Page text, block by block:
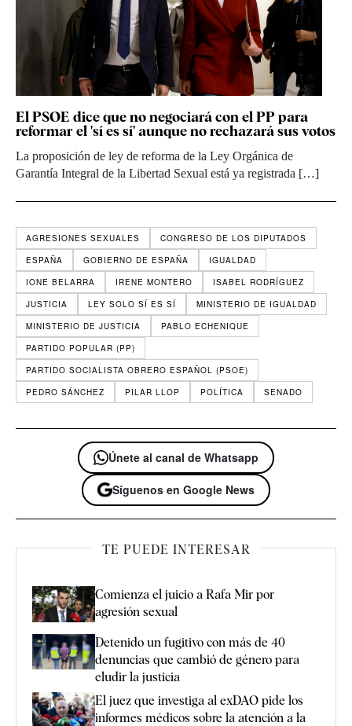
El PSOE dice que no negociará con el PP para
reformar el 'sí es sí' aunque no rechazará sus votos
La proposición de ley de reforma de la Ley Orgánica de
Garantía Integral de la Libertad Sexual está ya registrada […]
AGRESIONES SEXUALES
CONGRESO DE LOS DIPUTADOS
ESPAÑA
GOBIERNO DE ESPAÑA
IGUALDAD
IONE BELARRA
IRENE MONTERO
ISABEL RODRÍGUEZ
JUSTICIA
LEY SOLO SÍ ES SÍ
MINISTERIO DE IGUALDAD
MINISTERIO DE JUSTICIA
PABLO ECHENIQUE
PARTIDO POPULAR (PP)
PARTIDO SOCIALISTA OBRERO ESPAÑOL (PSOE)
PEDRO SÁNCHEZ
PILAR LLOP POLÍTICA SENADO
Únete al canal de Whatsapp
Síguenos en Google News
TE PUEDE INTERESAR
Comienza el juicio a Rafa Mir por
agresión sexual
Detenido un fugitivo con más de 40
denuncias que cambió de género para
eludir la justicia
El juez que investiga al exDAO pide los
informes médicos sobre la atención a la